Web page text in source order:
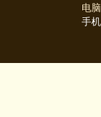
电
手